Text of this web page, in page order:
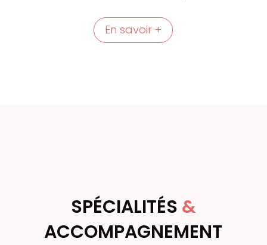
En savoir +
SPÉCIALITÉS &
ACCOMPAGNEMENT